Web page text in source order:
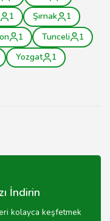
1 Şırnak
1
1 Tunceli
1
Yozgat
1
İndirin
kolayca keşfetmek